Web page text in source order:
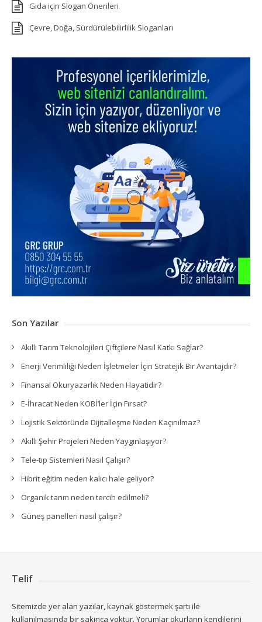
Gıda için Slogan Önerileri
Çevre, Doğa, Sürdürülebilirlilik Sloganları
Son Yazılar
Akıllı Tarım Teknolojileri Çiftçilere Nasıl Katkı Sağlar?
Enerji Verimliliği Neden İşletmeler İçin Stratejik Bir Avantajdır?
Finansal Okuryazarlık Neden Hayatidir?
E-İhracat Neden KOBİ’ler İçin Fırsat?
Lojistik Sektöründe Dijitalleşme Neden Kaçınılmaz?
Akıllı Şehir Projeleri Neden Yaygınlaşıyor?
Tele-tıp Sistemleri Nasıl Çalışır?
Hibrit eğitim neden kalıcı hale geliyor?
Organik tarım neden tercih edilmeli?
Güneş panelleri nasıl çalışır?
Telif
Sitemizde yer alan yazılar, kaynak göstermek şartı ile
kullanılmasında bir sakınca yoktur. Yorumlar okurların kendilerini